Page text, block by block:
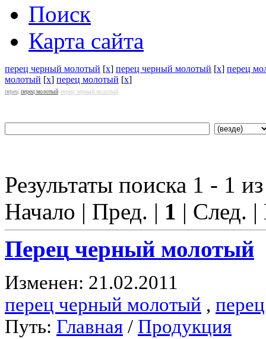
Поиск
Карта сайта
перец черный молотый [x] перец черный молотый [x] перец
молотый [x] перец молотый [x]
перец перец молотый перец черный молотый
Результаты поиска 1 - 1
Начало | Пред. | 1 | След.
Перец черный молотый
Изменен: 21.02.2011
перец черный молотый , перец
Путь: Главная / Продукция